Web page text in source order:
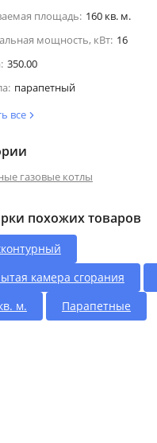
площадь: 160 кв. м.
мощность, кВт: 16
350.00
парапетный
все
газовые котлы
похожих товаров
камера сгорания
м.
Парапетные